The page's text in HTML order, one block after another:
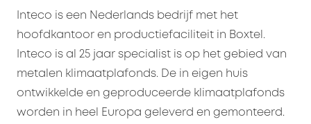
Inteco is een Nederlands bedrijf met het
hoofdkantoor en productiefaciliteit in Boxtel.
Inteco is al 25 jaar specialist is op het gebied van
metalen klimaatplafonds. De in eigen huis
ontwikkelde en geproduceerde klimaatplafonds
worden in heel Europa geleverd en gemonteerd.